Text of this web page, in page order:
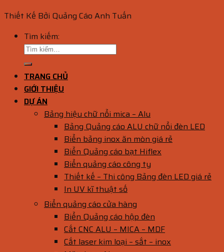
Thiết Kế Bởi Quảng Cáo Anh Tuấn
Tìm kiếm:
TRANG CHỦ
GIỚI THIỆU
DỰ ÁN
Bảng hiệu chữ nổi mica – Alu
Bảng Quảng cáo ALU chữ nổi đèn LED
Biển bảng inox ăn mòn giá rẻ
Biển Quảng cáo bạt Hiflex
Biển quảng cáo công ty
Thiết kế – Thi công Bảng đèn LED giá rẻ
In UV kĩ thuật số
Biển quảng cáo cửa hàng
Biển Quảng cáo hộp đèn
Cắt CNC ALU – MICA – MDF
Cắt laser kim loại – sắt – inox